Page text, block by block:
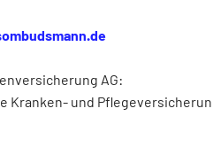
AG:
Kranken- und